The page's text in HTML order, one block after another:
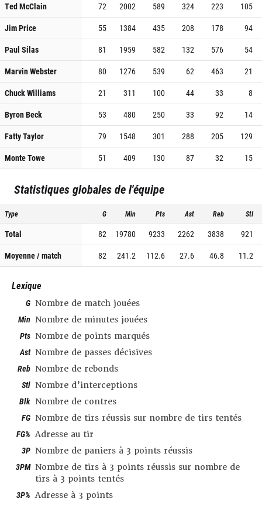
Ted McClain
72 2002 589 324 223
105
Jim Price
55 1384 435 208 178
94
Paul Silas
81 1959 582 132 576
54
Marvin Webster
80 1276 539 62 463
21
Chuck Williams
21 311 100 44 33
8
Byron Beck
53 480 250 33 92
14
Fatty Taylor
79 1548 301 288 205
129
Monte Towe
51 409 130 87 32 15
Statistiques globales de l'équipe
Type G Min Pts Ast Reb Stl
Total 82 19780 9233 2262 3838
921
Moyenne / match
82 241.2 112.6 27.6 46.8 11.2
Lexique
G Nombre de match jouées
Min Nombre de minutes jouées
Pts Nombre de points marqués
Ast Nombre de passes décisives
Reb Nombre de rebonds
Stl Nombre d’interceptions
Blk Nombre de contres
FG Nombre de tirs réussis sur nombre de tirs tentés
FG% Adresse au tir
3P Nombre de paniers à 3 points réussis
3PM Nombre de tirs à 3 points réussis sur nombre de
tirs à 3 points tentés
3P% Adresse à 3 points